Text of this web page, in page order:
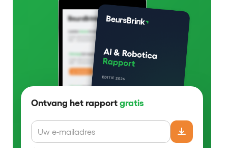
Ontvang het rapport gratis